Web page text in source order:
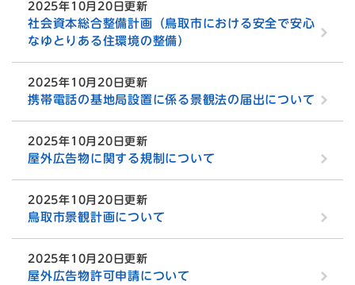
2025年10月20日更新
社会資本総合整備計画（鳥取市における安全で安心
なゆとりある住環境の整備）
2025年10月20日更新
携帯電話の基地局設置に係る景観法の届出について
2025年10月20日更新
屋外広告物に関する規制について
2025年10月20日更新
鳥取市景観計画について
2025年10月20日更新
屋外広告物許可申請について